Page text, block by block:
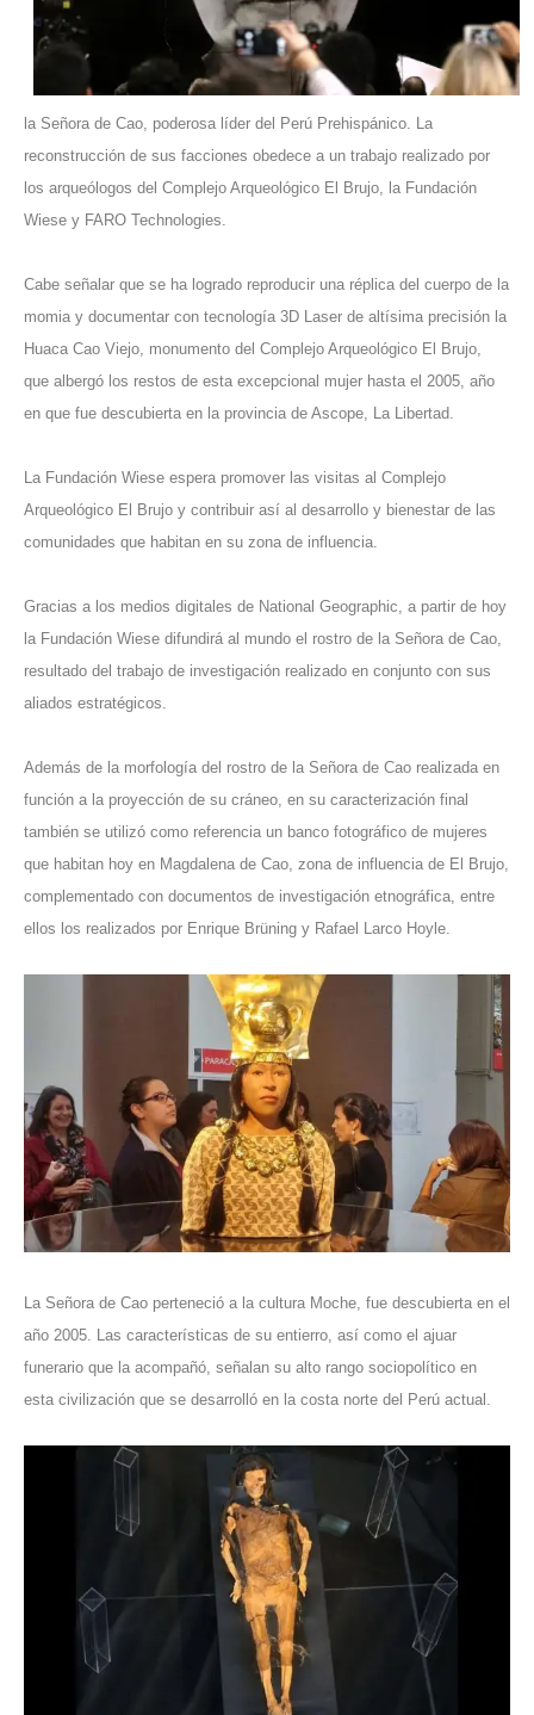
la Señora de Cao, poderosa líder del Perú Prehispánico. La
reconstrucción de sus facciones obedece a un trabajo realizado por
los arqueólogos del Complejo Arqueológico El Brujo, la Fundación
Wiese y FARO Technologies.
Cabe señalar que se ha logrado reproducir una réplica del cuerpo de la
momia y documentar con tecnología 3D Laser de altísima precisión la
Huaca Cao Viejo, monumento del Complejo Arqueológico El Brujo,
que albergó los restos de esta excepcional mujer hasta el 2005, año
en que fue descubierta en la provincia de Ascope, La Libertad.
La Fundación Wiese espera promover las visitas al Complejo
Arqueológico El Brujo y contribuir así al desarrollo y bienestar de las
comunidades que habitan en su zona de influencia.
Gracias a los medios digitales de National Geographic, a partir de hoy
la Fundación Wiese difundirá al mundo el rostro de la Señora de Cao,
resultado del trabajo de investigación realizado en conjunto con sus
aliados estratégicos.
Además de la morfología del rostro de la Señora de Cao realizada en
función a la proyección de su cráneo, en su caracterización final
también se utilizó como referencia un banco fotográfico de mujeres
que habitan hoy en Magdalena de Cao, zona de influencia de El Brujo,
complementado con documentos de investigación etnográfica, entre
ellos los realizados por Enrique Brüning y Rafael Larco Hoyle.
La Señora de Cao perteneció a la cultura Moche, fue descubierta en el
año 2005. Las características de su entierro, así como el ajuar
funerario que la acompañó, señalan su alto rango sociopolítico en
esta civilización que se desarrolló en la costa norte del Perú actual.